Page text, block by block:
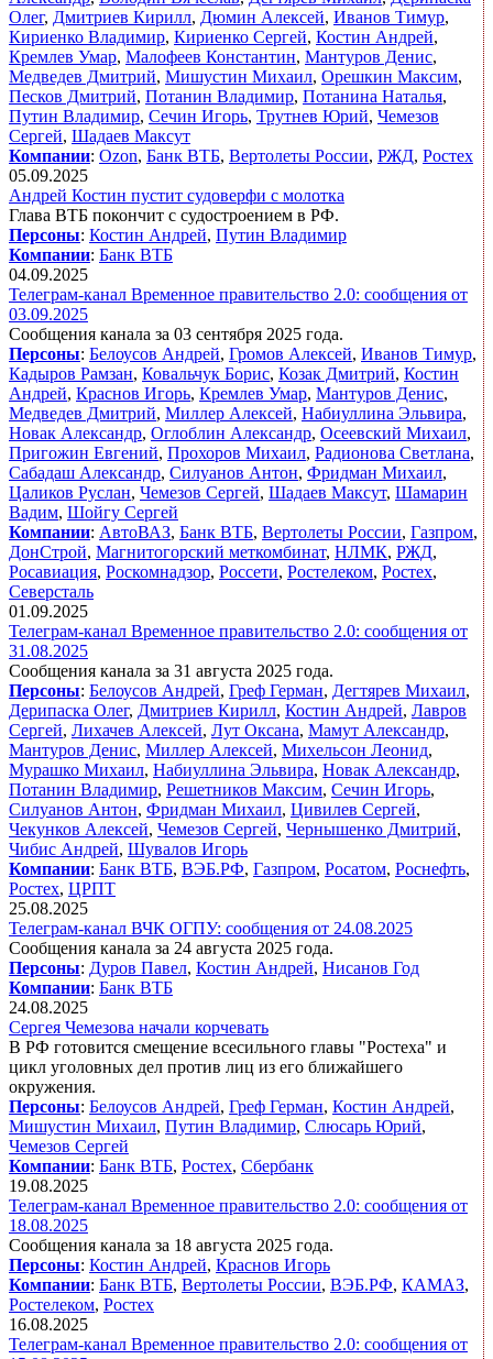
Олег, Дмитриев Кирилл, Дюмин Алексей, Иванов Тимур,
Кириенко Владимир, Кириенко Сергей, Костин Андрей,
Кремлев Умар, Малофеев Константин, Мантуров Денис,
Медведев Дмитрий, Мишустин Михаил, Орешкин Максим,
Песков Дмитрий, Потанин Владимир, Потанина Наталья,
Путин Владимир, Сечин Игорь, Трутнев Юрий, Чемезов
Сергей, Шадаев Максут
Компании: Ozon, Банк ВТБ, Вертолеты России, РЖД, Ростех
05.09.2025
Андрей Костин пустит судоверфи с молотка
Глава ВТБ покончит с судостроением в РФ.
Персоны: Костин Андрей, Путин Владимир
Компании: Банк ВТБ
04.09.2025
Телеграм-канал Временное правительство 2.0: сообщения от
03.09.2025
Сообщения канала за 03 сентября 2025 года.
Персоны: Белоусов Андрей, Громов Алексей, Иванов Тимур,
Кадыров Рамзан, Ковальчук Борис, Козак Дмитрий, Костин
Андрей, Краснов Игорь, Кремлев Умар, Мантуров Денис,
Медведев Дмитрий, Миллер Алексей, Набиуллина Эльвира,
Новак Александр, Оглоблин Александр, Осеевский Михаил,
Пригожин Евгений, Прохоров Михаил, Радионова Светлана,
Сабадаш Александр, Силуанов Антон, Фридман Михаил,
Цаликов Руслан, Чемезов Сергей, Шадаев Максут, Шамарин
Вадим, Шойгу Сергей
Компании: АвтоВАЗ, Банк ВТБ, Вертолеты России, Газпром,
ДонСтрой, Магнитогорский меткомбинат, НЛМК, РЖД,
Росавиация, Роскомнадзор, Россети, Ростелеком, Ростех,
Северсталь
01.09.2025
Телеграм-канал Временное правительство 2.0: сообщения от
31.08.2025
Сообщения канала за 31 августа 2025 года.
Персоны: Белоусов Андрей, Греф Герман, Дегтярев Михаил,
Дерипаска Олег, Дмитриев Кирилл, Костин Андрей, Лавров
Сергей, Лихачев Алексей, Лут Оксана, Мамут Александр,
Мантуров Денис, Миллер Алексей, Михельсон Леонид,
Мурашко Михаил, Набиуллина Эльвира, Новак Александр,
Потанин Владимир, Решетников Максим, Сечин Игорь,
Силуанов Антон, Фридман Михаил, Цивилев Сергей,
Чекунков Алексей, Чемезов Сергей, Чернышенко Дмитрий,
Чибис Андрей, Шувалов Игорь
Компании: Банк ВТБ, ВЭБ.РФ, Газпром, Росатом, Роснефть,
Ростех, ЦРПТ
25.08.2025
Телеграм-канал ВЧК ОГПУ: сообщения от 24.08.2025
Сообщения канала за 24 августа 2025 года.
Персоны: Дуров Павел, Костин Андрей, Нисанов Год
Компании: Банк ВТБ
24.08.2025
Сергея Чемезова начали корчевать
В РФ готовится смещение всесильного главы "Ростеха" и
цикл уголовных дел против лиц из его ближайшего
окружения.
Персоны: Белоусов Андрей, Греф Герман, Костин Андрей,
Мишустин Михаил, Путин Владимир, Слюсарь Юрий,
Чемезов Сергей
Компании: Банк ВТБ, Ростех, Сбербанк
19.08.2025
Телеграм-канал Временное правительство 2.0: сообщения от
18.08.2025
Сообщения канала за 18 августа 2025 года.
Персоны: Костин Андрей, Краснов Игорь
Компании: Банк ВТБ, Вертолеты России, ВЭБ.РФ, КАМАЗ,
Ростелеком, Ростех
16.08.2025
Телеграм-канал Временное правительство 2.0: сообщения от